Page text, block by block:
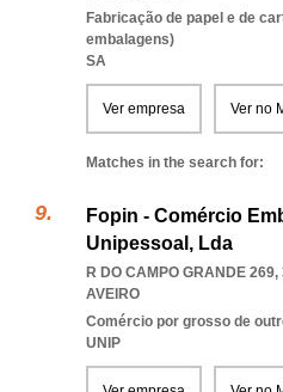
Fabricação de papel e de
embalagens)
SA
Ver empresa Ver no
Matches in the search for:
Fopin - Comércio
Unipessoal, Lda
R DO CAMPO GRANDE
AVEIRO
Comércio por grosso de
UNIP